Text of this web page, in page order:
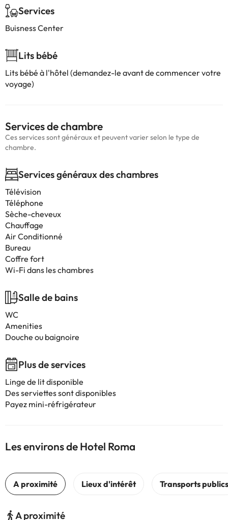
Services
Buisness Center
Lits bébé
Lits bébé à l'hôtel (demandez-le avant de commencer votre
voyage)
Services de chambre
Ces services sont généraux et peuvent varier selon le type de
chambre.
Services généraux des chambres
Télévision
Téléphone
Sèche-cheveux
Chauffage
Air Conditionné
Bureau
Coffre fort
Wi-Fi dans les chambres
Salle de bains
WC
Amenities
Douche ou baignoire
Plus de services
Linge de lit disponible
Des serviettes sont disponibles
Payez mini-réfrigérateur
Les environs de Hotel Roma
A proximité